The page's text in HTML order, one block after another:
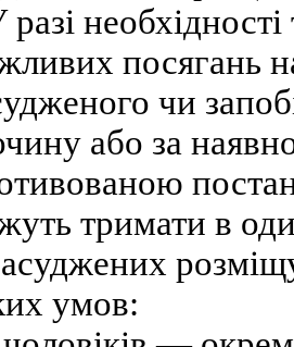
посягань
чи
або за
тримати в
умов: